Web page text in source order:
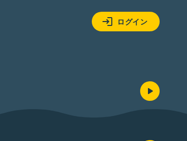
ログイン